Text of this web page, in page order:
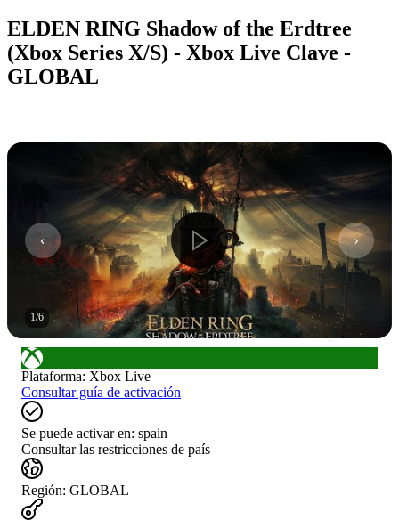
ELDEN RING Shadow of the Erdtree
(Xbox Series X/S) - Xbox Live Clave -
GLOBAL
1/6
Plataforma: Xbox Live
Consultar guía de activación
Se puede activar en: spain
Consultar las restricciones de país
Región: GLOBAL